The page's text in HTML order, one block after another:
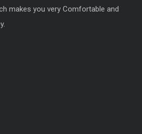
makes you very Comfortable and